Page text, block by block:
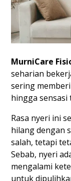
MurniCare
seharian
sering
hingga sensasi
Rasa nyeri ini
hilang dengan
salah, tetapi
Sebab, nyeri
mengalami
untuk